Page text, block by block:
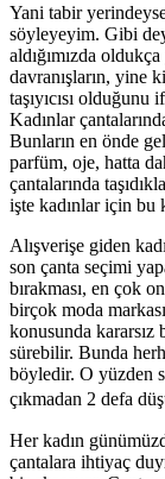
Yani tabir
söyleyeyim. Gibi
aldığımızda
davranışların, yine
taşıyıcısı
Kadınlar
Bunların en önde
parfüm, oje, hatta
çantalarında
işte kadınlar için bu
Alışverişe giden
son çanta seçimi
bırakması, en çok
birçok moda
konusunda kararsız
sürebilir. Bunda
böyledir. O yüzden
çıkmadan 2 defa
Her kadın
çantalara ihtiyaç